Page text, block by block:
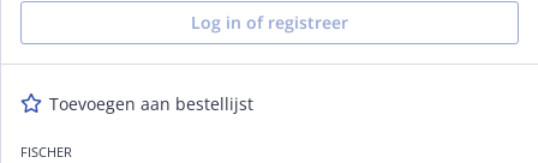
Log in of registreer
Toevoegen aan bestellijst
FISCHER